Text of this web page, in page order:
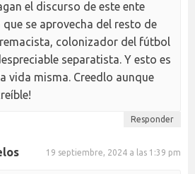
el discurso de este ente
se aprovecha del resto de
colonizador del fútbol
separatista. Y esto es
vida misma. Creedlo aunque
Responder
19 septiembre, 2024 a las 1:39 pm